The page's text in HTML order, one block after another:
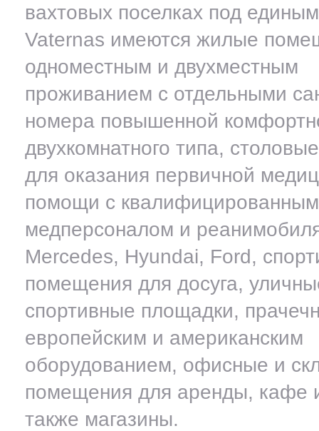
вахтовых поселках под
Vaternas имеются жилые
одноместным и двухместным
проживанием с отдельными
номера повышенной
двухкомнатного типа,
для оказания первичной
помощи с квалифицированным
медперсоналом и
Mercedes, Hyundai, Ford,
помещения для досуга,
спортивные площадки,
европейским и американским
оборудованием, офисные и
помещения для аренды, кафе
также магазины.